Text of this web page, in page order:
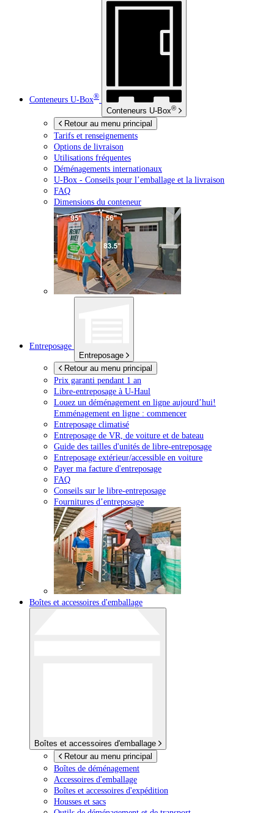
Conteneurs U-Box®
Conteneurs U-Box®
Retour au menu principal
Tarifs et renseignements
Options de livraison
Utilisations fréquentes
Déménagements internationaux
U-Box - Conseils pour l’emballage et la livraison
FAQ
Dimensions du conteneur
Entreposage
Entreposage
Retour au menu principal
Prix garanti pendant 1 an
Libre-entreposage à U-Haul
Louez un déménagement en ligne aujourd’hui!
Emménagement en ligne : commencer
Entreposage climatisé
Entreposage de VR, de voiture et de bateau
Guide des tailles d'unités de libre-entreposage
Entreposage extérieur/accessible en voiture
Payer ma facture d'entreposage
FAQ
Conseils sur le libre-entreposage
Fournitures d’entreposage
Boîtes et accessoires d'emballage
Boîtes et accessoires d'emballage
Retour au menu principal
Boîtes de déménagement
Accessoires d'emballage
Boîtes et accessoires d'expédition
Housses et sacs